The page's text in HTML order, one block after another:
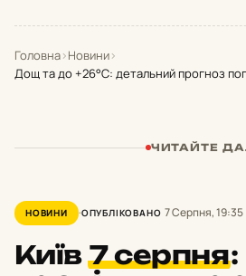
Головна›Новини›
Дощ та до +26°С: детальний прогноз
ЧИТАЙТЕ
НОВИНИ ОПУБЛІКОВАНО 7 Серпня, 19:35
Київ7 серпня: